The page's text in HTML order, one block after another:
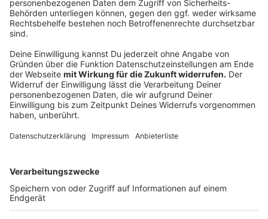
Dr. Markus Gellenbeck– Adipositas-Chirurg und
ärztlicher Leiter im Adipositas-Zentrum der
Johanniter-Kliniken Hamm
Jana Hermanski– Ernährungsberaterin
(Ökotrophologin) im Adipositas-Zentrum der
Johanniter-Kliniken Hamm
Mehr zum Zentrum:
Zentrum Hamm· www.adipositashamm.de
Du brauchst Hilfe?